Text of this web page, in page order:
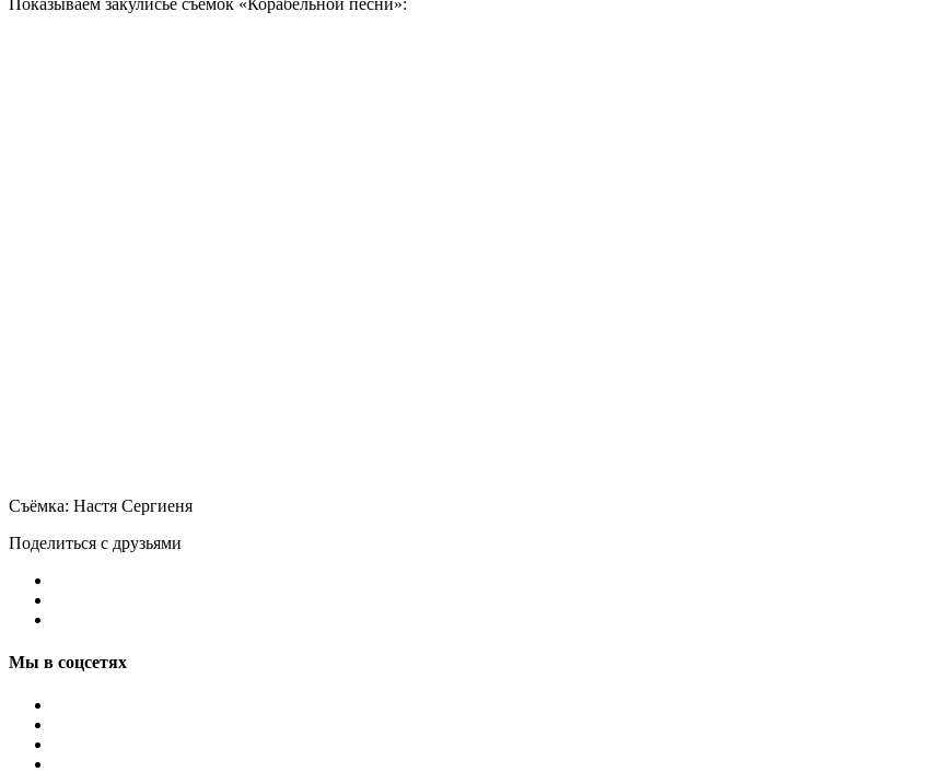
Съёмка: Настя Сергиеня
Поделиться с друзьями
Мы в соцсетях